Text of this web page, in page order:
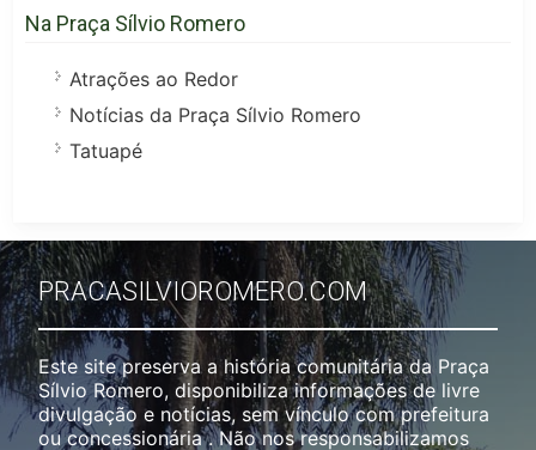
Na Praça Sílvio Romero
Atrações ao Redor
Notícias da Praça Sílvio Romero
Tatuapé
PRACASILVIOROMERO.COM
Este site preserva a história comunitária da Praça
Sílvio Romero, disponibiliza informações de livre
divulgação e notícias, sem vínculo com prefeitura
ou concessionária . Não nos responsabilizamos